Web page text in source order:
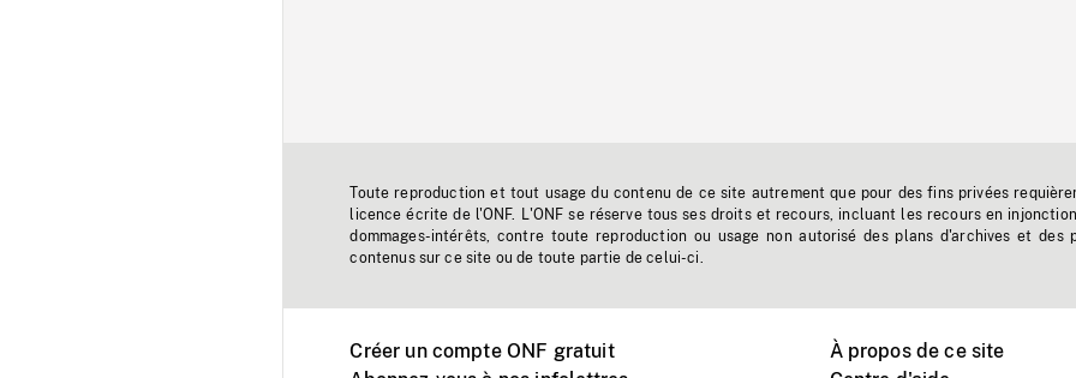
Toute reproduction et tout usage du contenu de ce site autrement que pour des fins privées
licence écrite de l'ONF. L'ONF se réserve tous ses droits et recours, incluant les recours en
dommages-intérêts, contre toute reproduction ou usage non autorisé des plans d'archives et des
contenus sur ce site ou de toute partie de celui-ci.
Créer un compte ONF gratuit
À propos de ce site